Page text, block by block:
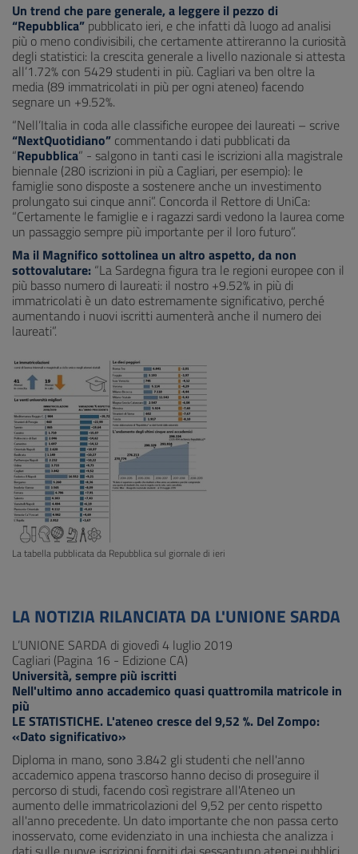
Un trend che pare generale, a leggere il pezzo di
“Repubblica” pubblicato ieri, e che infatti dà luogo ad analisi
più o meno condivisibili, che certamente attireranno la curiosità
degli statistici: la crescita generale a livello nazionale si attesta
all’1.72% con 5429 studenti in più. Cagliari va ben oltre la
media (89 immatricolati in più per ogni ateneo) facendo
segnare un +9.52%.
“Nell’Italia in coda alle classifiche europee dei laureati – scrive
“NextQuotidiano” commentando i dati pubblicati da
“Repubblica” - salgono in tanti casi le iscrizioni alla magistrale
biennale (280 iscrizioni in più a Cagliari, per esempio): le
famiglie sono disposte a sostenere anche un investimento
prolungato sui cinque anni”. Concorda il Rettore di UniCa:
“Certamente le famiglie e i ragazzi sardi vedono la laurea come
un passaggio sempre più importante per il loro futuro”.
Ma il Magnifico sottolinea un altro aspetto, da non
sottovalutare: “La Sardegna figura tra le regioni europee con il
più basso numero di laureati: il nostro +9.52% in più di
immatricolati è un dato estremamente significativo, perché
aumentando i nuovi iscritti aumenterà anche il numero dei
laureati”.
La tabella pubblicata da Repubblica sul giornale di ieri
LA NOTIZIA RILANCIATA DA L'UNIONE SARDA
L’UNIONE SARDA di giovedì 4 luglio 2019
Cagliari (Pagina 16 - Edizione CA)
Università, sempre più iscritti
Nell'ultimo anno accademico quasi quattromila matricole in
più
LE STATISTICHE. L'ateneo cresce del 9,52 %. Del Zompo:
«Dato significativo»
Diploma in mano, sono 3.842 gli studenti che nell'anno
accademico appena trascorso hanno deciso di proseguire il
percorso di studi, facendo così registrare all'Ateneo un
aumento delle immatricolazioni del 9,52 per cento rispetto
all'anno precedente. Un dato importante che non passa certo
inosservato, come evidenziato in una inchiesta che analizza i